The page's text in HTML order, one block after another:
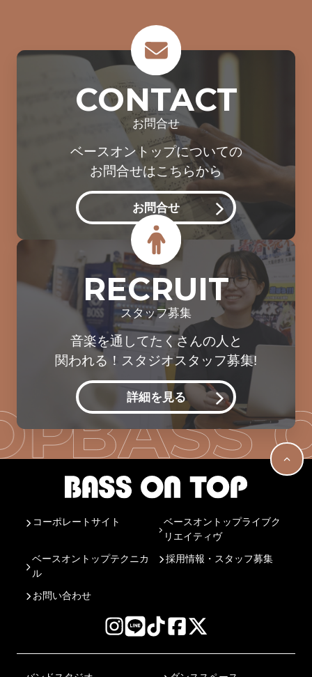
CONTACT
お問合せ
ベースオントップについての
お問合せはこちらから
お問合せ
RECRUIT
スタッフ募集
音楽を通してたくさんの人と
関われる！スタジオスタッフ募集!
詳細を見る
コーポレートサイト
ベースオントップライブク
リエイティヴ
ベースオントップテクニカ
ル
採用情報・スタッフ募集
お問い合わせ